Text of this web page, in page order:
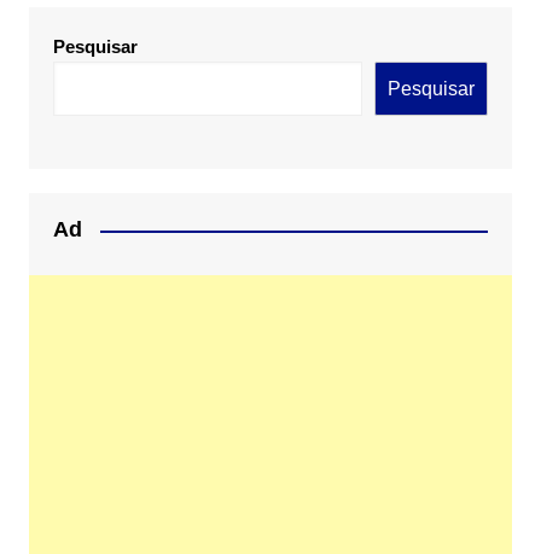
Pesquisar
Pesquisar
Ad